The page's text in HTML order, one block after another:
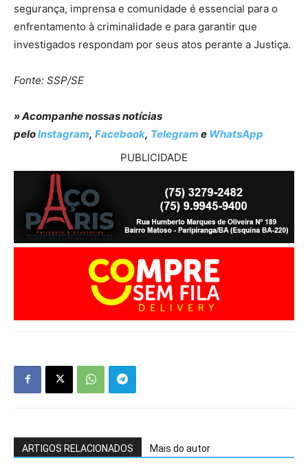
segurança, imprensa e comunidade é essencial para o
enfrentamento à criminalidade e para garantir que
investigados respondam por seus atos perante a Justiça.
Fonte: SSP/SE
» Acompanhe nossas notícias
peloInstagram, Facebook, Telegram e WhatsApp
PUBLICIDADE
ARTIGOS RELACIONADOS Mais do autor